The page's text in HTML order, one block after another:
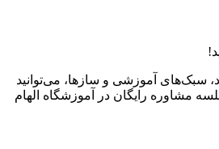
سبک‌های آموزشی و سازها، می‌توانید
مشاوره رایگان در آموزشگاه الهام